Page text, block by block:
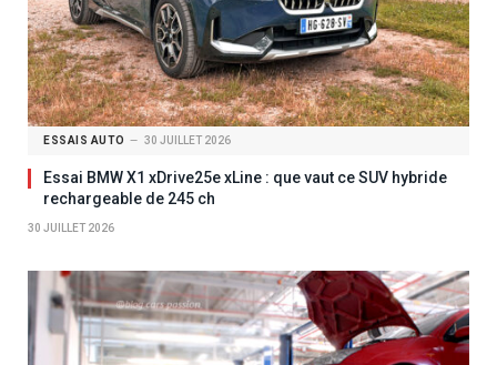
ESSAIS AUTO 30 JUILLET 2026
Essai BMW X1 xDrive25e xLine : que vaut ce SUV hybride
rechargeable de 245 ch
30 JUILLET 2026